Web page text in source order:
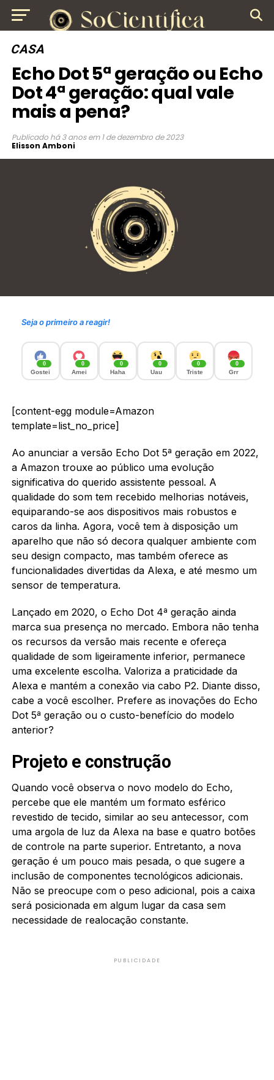
CASA
Echo Dot 5ª geração ou Echo
Dot 4ª geração: qual vale
mais a pena?
Publicado há 3 anos em 1 de dezembro de 2023
Elisson Amboni
Seja o primeiro a reagir!
0
Gostei
0
Amei
0
Haha
0
Uau
0
Triste
0
Grr
[content-egg module=Amazon
template=list_no_price]
Ao anunciar a versão Echo Dot 5ª geração em 2022,
a Amazon trouxe ao público uma evolução
significativa do querido assistente pessoal. A
qualidade do som tem recebido melhorias notáveis,
equiparando-se aos dispositivos mais robustos e
caros da linha. Agora, você tem à disposição um
aparelho que não só decora qualquer ambiente com
seu design compacto, mas também oferece as
funcionalidades divertidas da Alexa, e até mesmo um
sensor de temperatura.
Lançado em 2020, o Echo Dot 4ª geração ainda
marca sua presença no mercado. Embora não tenha
os recursos da versão mais recente e ofereça
qualidade de som ligeiramente inferior, permanece
uma excelente escolha. Valoriza a praticidade da
Alexa e mantém a conexão via cabo P2. Diante disso,
cabe a você escolher. Prefere as inovações do Echo
Dot 5ª geração ou o custo-benefício do modelo
anterior?
Projeto e construção
Quando você observa o novo modelo do Echo,
percebe que ele mantém um formato esférico
revestido de tecido, similar ao seu antecessor, com
uma argola de luz da Alexa na base e quatro botões
de controle na parte superior. Entretanto, a nova
geração é um pouco mais pesada, o que sugere a
inclusão de componentes tecnológicos adicionais.
Não se preocupe com o peso adicional, pois a caixa
será posicionada em algum lugar da casa sem
necessidade de realocação constante.
PUBLICIDADE